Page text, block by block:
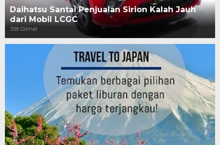
Daihatsu Santai Penjualan Sirion Kalah Jauh
dari Mobil LCGC
358 Dilihat